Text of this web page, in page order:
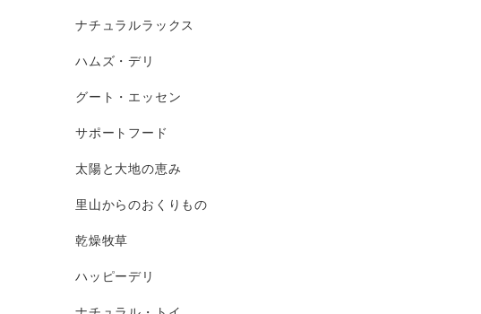
ナチュラルラックス
ハムズ・デリ
グート・エッセン
サポートフード
太陽と大地の恵み
里山からのおくりもの
乾燥牧草
ハッピーデリ